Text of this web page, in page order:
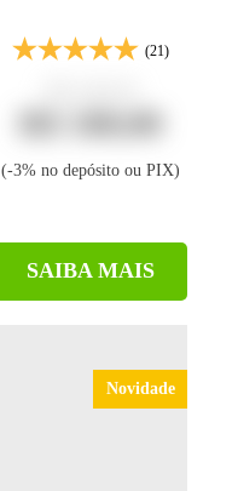
(21)
(-3% no depósito ou PIX)
SAIBA MAIS
Novidade